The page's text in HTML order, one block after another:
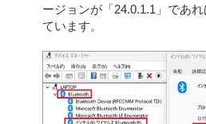
お客さまは、許諾ソフトウェ
三者の著作権等の権利を侵害
お客さまは、許諾ソフトウェ
は表示を取り除くこと、変更
ことはできません。
許諾ソフトウェアの使用に伴
ージョンが「24.0.1.1」であ
ています。